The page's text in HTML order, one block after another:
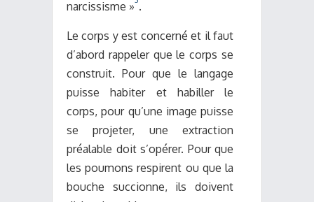
narcissisme » .
Le corps y est concerné et il faut
d’abord rappeler que le corps se
construit. Pour que le langage
puisse habiter et habiller le
corps, pour qu’une image puisse
se projeter, une extraction
préalable doit s’opérer. Pour que
les poumons respirent ou que la
bouche succionne, ils doivent